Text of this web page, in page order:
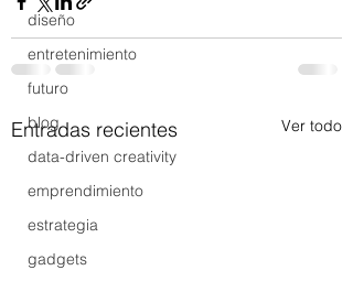
diseño
entretenimiento
futuro
blog
data-driven creativity
emprendimiento
estrategia
gadgets
Entradas recientes Ver todo